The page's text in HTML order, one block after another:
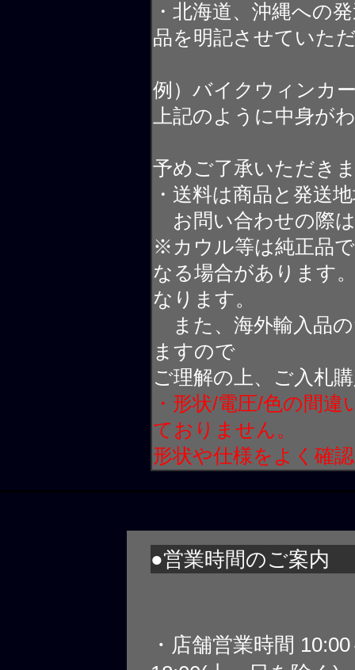
・北海道、沖縄への
品を明記させていた
例）バイクウィンカ
上記のように中身が
予めご了承いただき
・送料は商品と発送
お問い合わせの際
※カウル等は純正品
なる場合があります
なります。
また、海外輸入品
ますので
ご理解の上、ご入札
・形状/電圧/色の間
ておりません。
形状や仕様をよく確
●営業時間のご案内
・店舗営業時間